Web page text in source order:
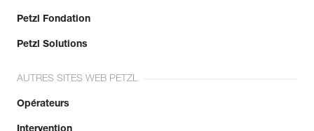
Petzl Fondation
Petzl Solutions
AUTRES SITES WEB PETZL
Opérateurs